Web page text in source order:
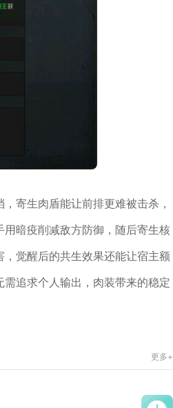
寄生肉盾能让前排更难被击杀，
暗疫削减敌方防御，随后寄生核
觉醒后的共生效果还能让宿主额
追求个人输出，肉装带来的稳定
更多+